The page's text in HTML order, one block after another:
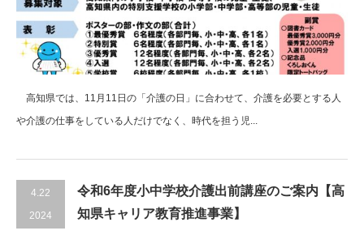
高知県では、11月11日の「介護の日」に合わせて、介護を必要とする人
や介護の仕事をしている人だけでなく、時代を担う児...
4.22
2024
令和6年度小中学校介護出前講座のご案内【高
知県キャリア教育推進事業】